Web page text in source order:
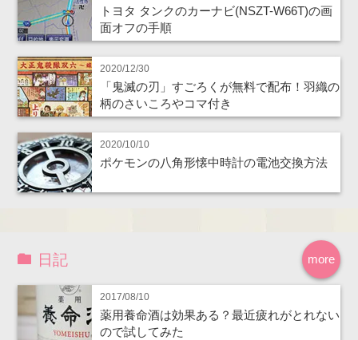
トヨタ タンクのカーナビ(NSZT-W66T)の画
面オフの手順
2020/12/30
「鬼滅の刃」すごろくが無料で配布！羽織の
柄のさいころやコマ付き
2020/10/10
ポケモンの八角形懐中時計の電池交換方法
more
日記
2017/08/10
薬用養命酒は効果ある？最近疲れがとれない
ので試してみた